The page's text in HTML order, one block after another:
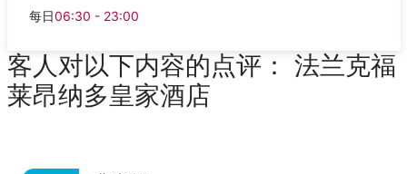
每日06:30 - 23:00
客人对以下内容的点评： 法兰克福
莱昂纳多皇家酒店